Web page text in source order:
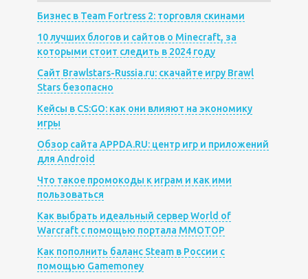
Бизнес в Team Fortress 2: торговля скинами
10 лучших блогов и сайтов о Minecraft, за
которыми стоит следить в 2024 году
Сайт Brawlstars-Russia.ru: скачайте игру Brawl
Stars безопасно
Кейсы в CS:GO: как они влияют на экономику
игры
Обзор сайта APPDA.RU: центр игр и приложений
для Android
Что такое промокоды к играм и как ими
пользоваться
Как выбрать идеальный сервер World of
Warcraft с помощью портала MMOTOP
Как пополнить баланс Steam в России с
помощью Gamemoney